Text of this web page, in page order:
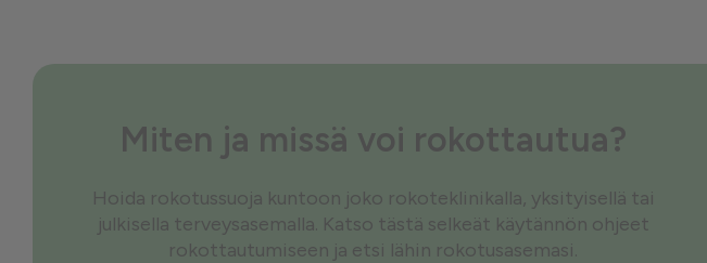
Miten ja missä voi rokottautua?
Hoida rokotussuoja kuntoon joko rokoteklinikalla, yksityisellä tai
julkisella terveysasemalla. Katso tästä selkeät käytännön ohjeet
rokottautumiseen ja etsi lähin rokotusasemasi.